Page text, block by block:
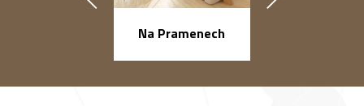
Na Pramenech